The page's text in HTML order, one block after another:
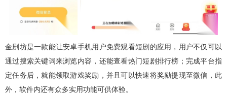
金剧坊是一款能让安卓手机用户免费观看短剧的应用，用户不仅可以
通过搜索关键词来浏览内容，还能查看热门短剧排行榜；完成平台指
定任务后，就能领取游戏奖励，并且可以快速将奖励提现至微信，此
外，软件内还有众多实用功能可供体验。